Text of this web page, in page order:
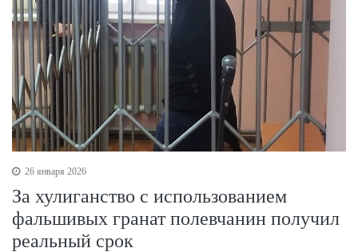
26 января 2026
За хулиганство с использованием
фальшивых гранат полевчанин получил
реальный срок